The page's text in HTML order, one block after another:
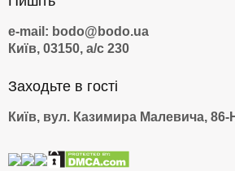
e-mail: bodo@bodo.ua
Київ, 03150, а/с 230
Заходьте в гості
Київ, вул. Казимира Малевича, 86-